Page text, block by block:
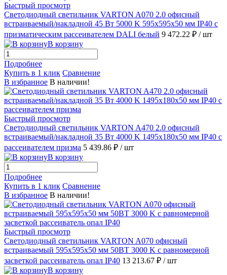
Быстрый просмотр
Светодиодный светильник VARTON A070 2.0 офисный
встраиваемый/накладной 45 Вт 5000 K 595х595х50 мм IP40 с
призматическим рассеивателем DALI белый 9 472.22 ₽ / шт
В корзину
Подробнее
Купить в 1 клик Сравнение
В избранное В наличии!
Быстрый просмотр
Светодиодный светильник VARTON A470 2.0 офисный
встраиваемый/накладной 35 Вт 4000 K 1495х180х50 мм IP40 с
рассеивателем призма 5 439.86 ₽ / шт
В корзину
Подробнее
Купить в 1 клик Сравнение
В избранное В наличии!
Быстрый просмотр
Светодиодный светильник VARTON A070 офисный
встраиваемый 595х595х50 мм 50ВТ 3000 K с равномерной
засветкой рассеиватель опал IP40 13 213.67 ₽ / шт
В корзину